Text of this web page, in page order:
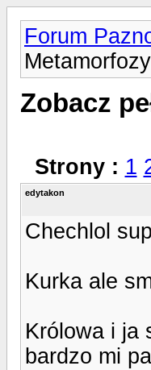
Forum
Metamorfozy
Zobacz
Strony : 1
edytakon
Chechlol
Kurka ale
Królowa i ja
bardzo mi